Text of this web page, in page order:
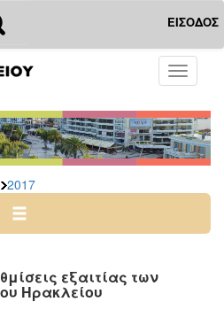
ΕΙΣΟΔΟΣ
Toggle
2017
εξαιτίας των
Ηρακλείου